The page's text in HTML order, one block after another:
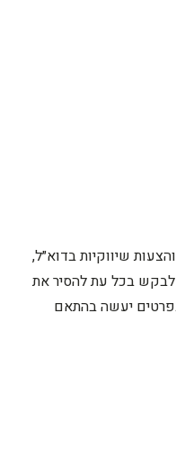
שיווקיות בדוא״ל,
לבקש בכל עת להסיר את
יעשה בהתאם